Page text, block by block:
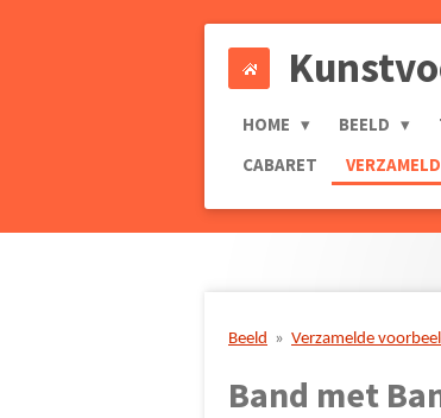
HOME BEELD
CABARET
Beeld » Verzamelde
Band met